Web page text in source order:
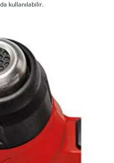
ihtiyacımız var!
not permitted to load due
are not disclosed to the
owner needs to setup
CMP to add this content
of technologies used.
Usercentrics Consent
Platform
kullanılabilir.